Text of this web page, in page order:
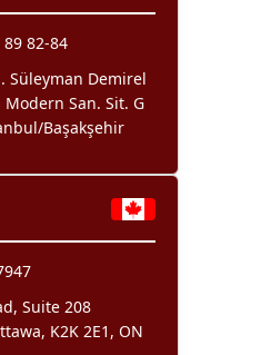
89 82-84
Süleyman Demirel
Modern San. Sit. G
Başakşehir
Suite 208
K2K 2E1, ON